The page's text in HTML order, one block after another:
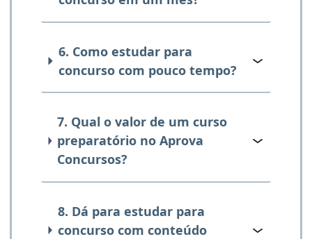
6. Como estudar para
concurso com pouco tempo?
7. Qual o valor de um curso
preparatório no Aprova
Concursos?
8. Dá para estudar para
concurso com conteúdo